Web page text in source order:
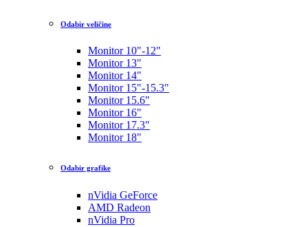
Odabir veličine
Monitor 10"-12"
Monitor 13"
Monitor 14"
Monitor 15"-15.3"
Monitor 15.6"
Monitor 16"
Monitor 17.3"
Monitor 18"
Odabir grafike
nVidia GeForce
AMD Radeon
nVidia Pro